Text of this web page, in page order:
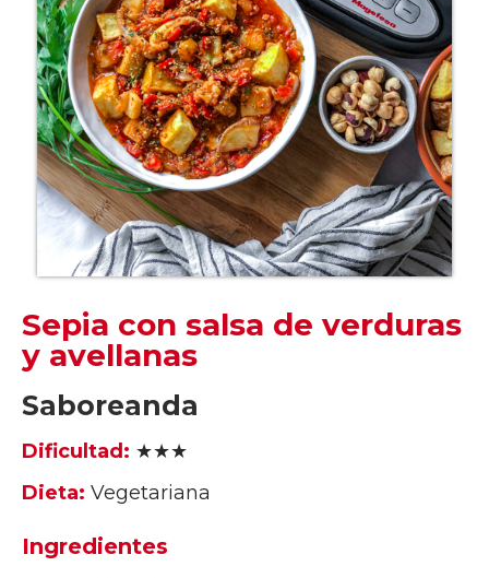
Sepia con salsa de verduras
y avellanas
Saboreanda
Dificultad: ★★★
Dieta: Vegetariana
Ingredientes